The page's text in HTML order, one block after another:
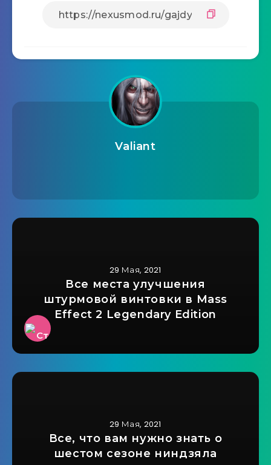
Valiant
29 Мая, 2021
Все места улучшения
штурмовой винтовки в Mass
Effect 2 Legendary Edition
29 Мая, 2021
Все, что вам нужно знать о
шестом сезоне ниндзяла